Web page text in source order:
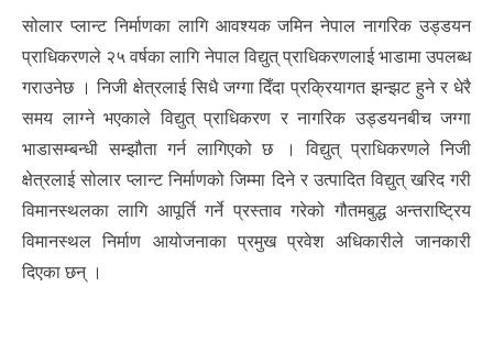
सोलार प्लान्ट निर्माणका लागि आवश्यक जमिन नेपाल नागरिक उड्डयन
प्राधिकरणले २५ वर्षका लागि नेपाल विद्युत् प्राधिकरणलाई भाडामा उपलब्ध
गराउनेछ । निजी क्षेत्रलाई सिधै जग्गा दिँदा प्रक्रियागत झन्झट हुने र धेरै
समय लाग्ने भएकाले विद्युत् प्राधिकरण र नागरिक उड्डयनबीच जग्गा
भाडासम्बन्धी सम्झौता गर्न लागिएको छ । विद्युत् प्राधिकरणले निजी
क्षेत्रलाई सोलार प्लान्ट निर्माणको जिम्मा दिने र उत्पादित विद्युत् खरिद गरी
विमानस्थलका लागि आपूर्ति गर्ने प्रस्ताव गरेको गौतमबुद्ध अन्तराष्ट्रिय
विमानस्थल निर्माण आयोजनाका प्रमुख प्रवेश अधिकारीले जानकारी
दिएका छन् ।